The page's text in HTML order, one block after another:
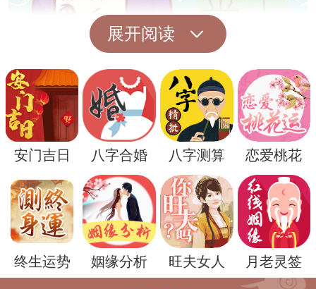
然而，也有一些人认为，梦见鸡蛋钱可能是
一种警示，提醒着人们要警惕身边的小人，
防止被人算计。在一些民间传说中，鸡蛋钱
也被解释为一种矛盾，暗示着财富和厄运并
存。
总的来说，鸡蛋钱在周公解梦中有着丰富的
展开阅读
安门吉日 八字合婚 八字测算 恋爱桃花
终生运势 姻缘分析 旺夫女人 月老灵签